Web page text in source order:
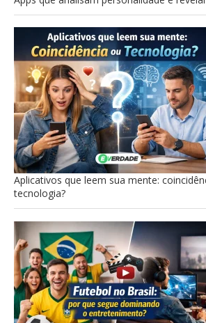
Aplicativos que leem sua mente:
tecnologia?